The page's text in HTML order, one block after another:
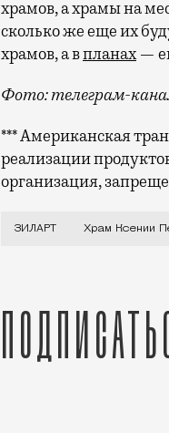
храмов, а храмы на
сколько же еще их
храмов, а впланах—
Фото: телеграм-
*** Американская
реализации
организация,
ЗИЛАРТ Храм Ксении